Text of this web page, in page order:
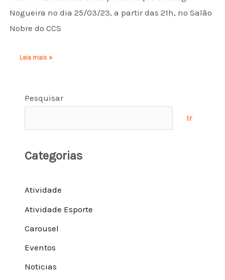
Nogueira no dia 25/03/23, a partir das 21h, no Salão
Nobre do CCS
Leia mais »
Pesquisar
Ir
Categorias
Atividade
Atividade Esporte
Carousel
Eventos
Noticias